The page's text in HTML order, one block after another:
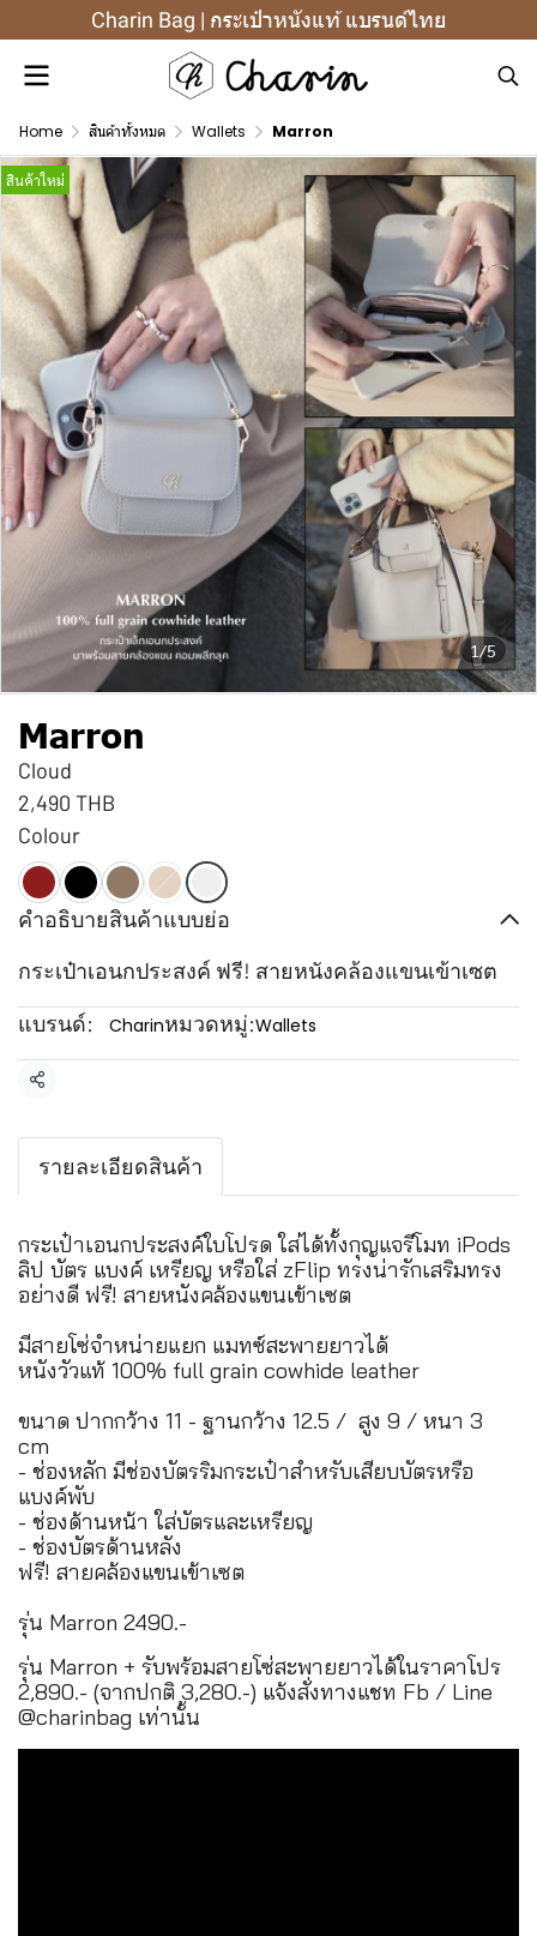
Charin Bag | กระเป๋าหนังแท้ แบรนด์ไทย
Home สินค้าทั้งหมด Wallets Marron
1/5
สินค้าใหม่
Marron
Cloud
2,490 THB
Colour
คำอธิบายสินค้าแบบย่อ
กระเป๋าเอนกประสงค์ ฟรี! สายหนังคล้องแขนเข้าเซต
แบรนด์:
Charinหมวดหมู่:Wallets
แชร์
รายละเอียดสินค้า
กระเป๋าเอนกประสงค์ใบโปรด ใส่ได้ทั้งกุญแจรีโมท iPods
ลิป บัตร แบงค์ เหรียญ หรือใส่ zFlip ทรงน่ารักเสริมทรง
อย่างดี ฟรี! สายหนังคล้องแขนเข้าเซต
มีสายโซ่จำหน่ายแยก แมทซ์สะพายยาวได้
หนังวัวแท้ 100% full grain cowhide leather
ขนาด ปากกว้าง 11 - ฐานกว้าง 12.5 / สูง 9 / หนา 3
cm
- ช่องหลัก มีช่องบัตรริมกระเป๋าสำหรับเสียบบัตรหรือ
แบงค์พับ
- ช่องด้านหน้า ใส่บัตรและเหรียญ
- ช่องบัตรด้านหลัง
ฟรี! สายคล้องแขนเข้าเซต
รุ่น Marron 2490.-
รุ่น Marron + รับพร้อมสายโซ่สะพายยาวได้ในราคาโปร
2,890.- (จากปกติ 3,280.-) แจ้งสั่งทางแชท Fb / Line
@charinbag เท่านั้น